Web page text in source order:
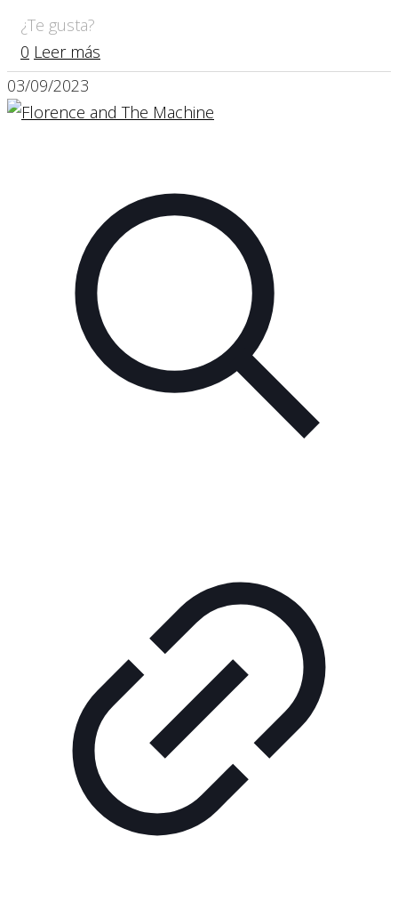
¿Te gusta?
0 Leer más
03/09/2023